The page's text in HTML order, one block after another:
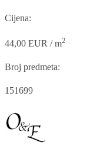
Cijena:
44,00 EUR / m2
Broj predmeta:
151699